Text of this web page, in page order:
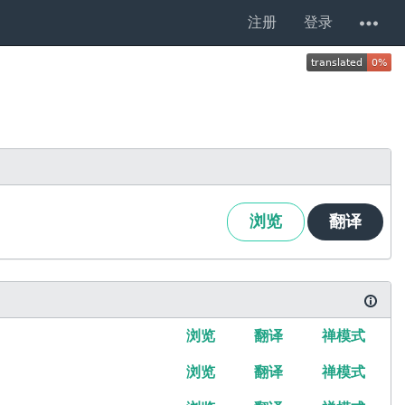
注册 登录
浏览 翻译
浏览 翻译
禅模式
浏览 翻译
禅模式